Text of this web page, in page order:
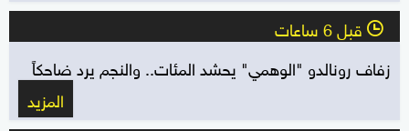
l قبل 6 ساعات
زفاف رونالدو "الوهمي" يحشد المئات.. والنجم يرد ضاحكاً
المزيد